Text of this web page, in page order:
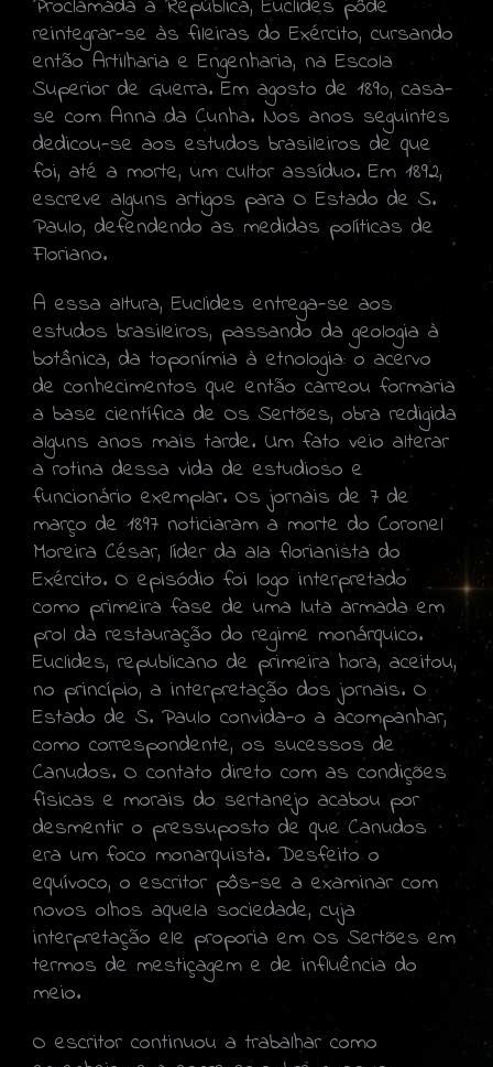
Proclamada a República, Euclides pôde
reintegrar-se às fileiras do Exército, cursando
então Artilharia e Engenharia, na Escola
Superior de Guerra. Em agosto de 1890, casa-
se com Anna da Cunha. Nos anos seguintes
dedicou-se aos estudos brasileiros de que
foi, até a morte, um cultor assíduo. Em 1892,
escreve alguns artigos para O Estado de S.
Paulo, defendendo as medidas políticas de
Floriano.
A essa altura, Euclides entrega-se aos
estudos brasileiros, passando da geologia à
botânica, da toponímia à etnologia: o acervo
de conhecimentos que então carreou formaria
a base científica de Os Sertões, obra redigida
alguns anos mais tarde. Um fato veio alterar
a rotina dessa vida de estudioso e
funcionário exemplar. Os jornais de 7 de
março de 1897 noticiaram a morte do Coronel
Moreira César, líder da ala florianista do
Exército. O episódio foi logo interpretado
como primeira fase de uma luta armada em
prol da restauração do regime monárquico.
Euclides, republicano de primeira hora, aceitou,
no princípio, a interpretação dos jornais. O
Estado de S. Paulo convida-o a acompanhar,
como correspondente, os sucessos de
Canudos. O contato direto com as condições
físicas e morais do sertanejo acabou por
desmentir o pressuposto de que Canudos
era um foco monarquista. Desfeito o
equívoco, o escritor pôs-se a examinar com
novos olhos aquela sociedade, cuja
interpretação ele proporia em Os Sertões em
termos de mestiçagem e de influência do
meio.
O escritor continuou a trabalhar como